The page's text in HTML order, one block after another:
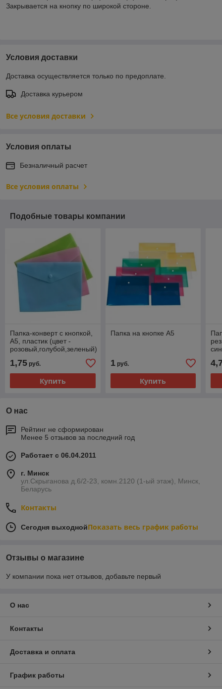
Закрывается на кнопку по широкой стороне.
Условия доставки
Доставка осуществляется только по предоплате.
Доставка курьером
Все условия доставки
Условия оплаты
Безналичный расчет
Все условия оплаты
Подобные товары компании
Папка-конверт с кнопкой,
А5, пластик (цвет -
розовый,голубой,зеленый)
1,75 руб.
Купить
Папка на кнопке А5
1руб.
Купить
О нас
Рейтинг не сформирован
Менее 5 отзывов за последний год
Работает с 06.04.2011
г. Минск
ул.Скрыганова д.6/2-23, комн.2120 (1-ый этаж), Минск,
Беларусь
Контакты
Сегодня выходнойПоказать весь график работы
Отзывы о магазине
У компании пока нет отзывов, добавьте первый
О нас
Контакты
Доставка и оплата
График работы